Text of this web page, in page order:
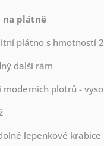
na plátně
plátno s hmotností
další rám
moderních plotrů -
lepenkové krabice